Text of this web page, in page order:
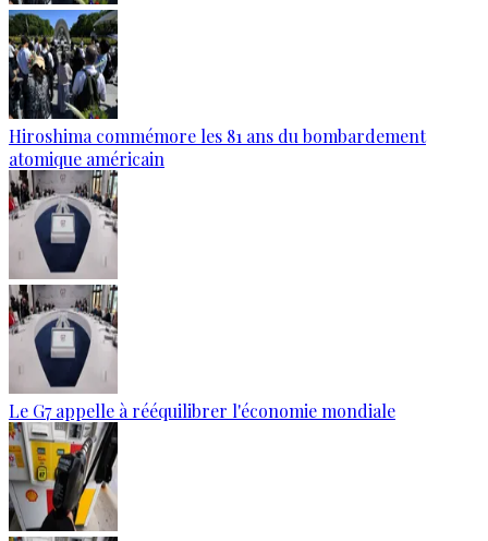
Hiroshima commémore les 81 ans du bombardement
atomique américain
Le G7 appelle à rééquilibrer l'économie mondiale